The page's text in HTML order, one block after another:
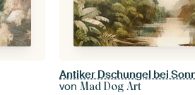
Antiker Dschungel bei
vonMad Dog Art